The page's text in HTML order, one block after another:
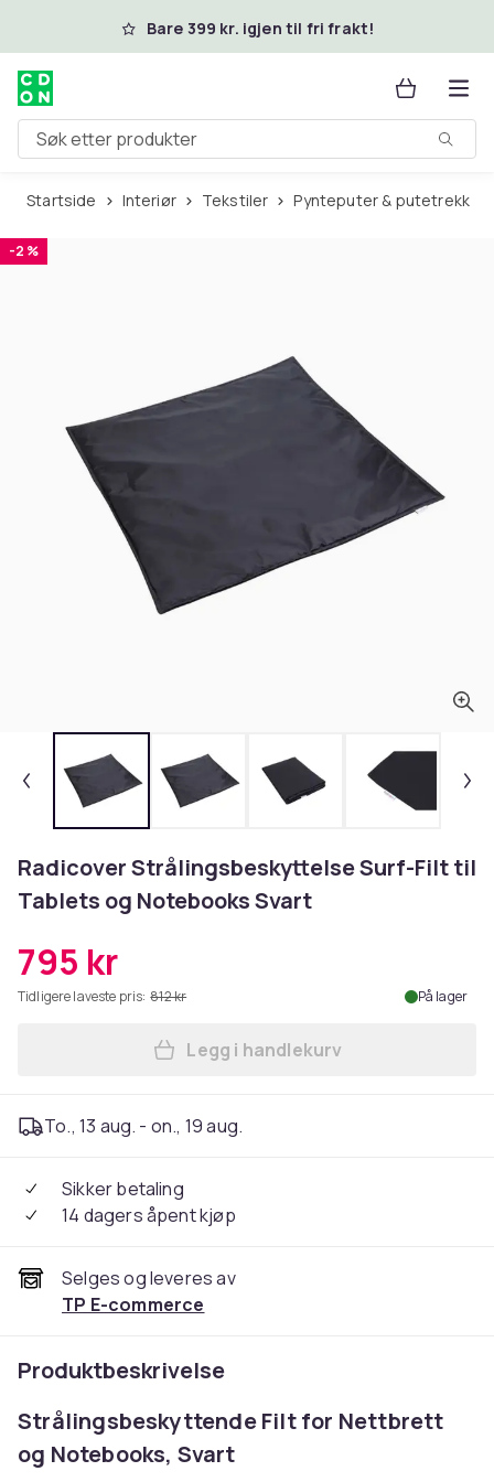
Hopp til hovedinnholdBare 399 kr. igjen til fri frakt!
Søk etter produkter
Startside Interiør Tekstiler Pynteputer & putetrekk
-2 %
Radicover Strålingsbeskyttelse Surf-Filt til
Tablets og Notebooks Svart
795 kr
Tidligere laveste pris: 812 kr På lager
Legg Radicover
Legg i handlekurv
To., 13 aug. - on., 19 aug.
Sikker betaling
14 dagers åpent kjøp
Selges og leveres av
TP E-commerce
Produktbeskrivelse
Strålingsbeskyttende Filt for Nettbrett
og Notebooks, Svart